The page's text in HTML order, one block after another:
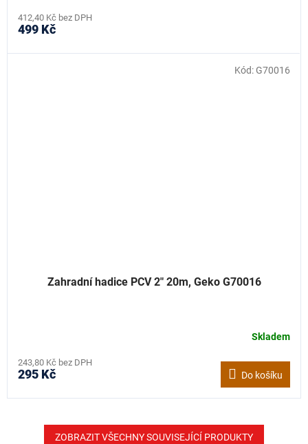
412,40 Kč bez DPH
499 Kč
Zahradní hadice PCV 2" 20m, Geko G70016
Skladem
243,80 Kč bez DPH
295 Kč Do košíku
Kód: G70016
ZOBRAZIT VŠECHNY SOUVISEJÍCÍ PRODUKTY